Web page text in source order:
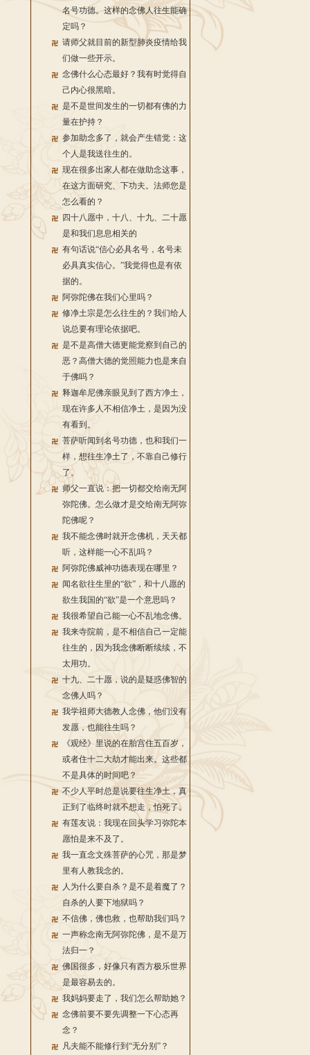
名号功德。这样的念佛人往生能确
定吗？
请师父就目前的新型肺炎疫情给我
们做一些开示。
念佛什么心态最好？我有时觉得自
己内心很黑暗。
是不是世间发生的一切都有佛的力
量在护持？
参加助念多了，就会产生错觉：这
个人是我送往生的。
现在很多出家人都在做助念这事，
在这方面研究、下功夫。法师您是
怎么看的？
四十八愿中，十八、十九、二十愿
是和我们息息相关的
有句话说“信心必具名号，名号未
必具真实信心。”我觉得也是有依
据的。
阿弥陀佛在我们心里吗？
修净土宗是怎么往生的？我们给人
说总要有理论依据吧。
是不是高僧大德更能觉察到自己的
恶？高僧大德的觉照能力也是来自
于佛吗？
释迦牟尼佛亲眼见到了西方净土，
现在许多人不相信净土，是因为没
有看到。
菩萨听闻到名号功德，也和我们一
样，想往生净土了，不靠自己修行
了。
师父一直说：把一切都交给南无阿
弥陀佛。怎么做才是交给南无阿弥
陀佛呢？
我不能念佛时就开念佛机，天天都
听，这样能一心不乱吗？
阿弥陀佛威神功德表现在哪里？
闻名欲往生里的“欲”，和十八愿的
欲生我国的“欲”是一个意思吗？
我很希望自己能一心不乱地念佛。
我来寺院前，是不相信自己一定能
往生的，因为我念佛断断续续，不
太用功。
十九、二十愿，说的是疑惑佛智的
念佛人吗？
我学祖师大德教人念佛，他们没有
发愿，也能往生吗？
《观经》里说的在胎宫住五百岁，
或者住十二大劫才能出来。这些都
不是具体的时间吧？
不少人平时总是说要往生净土，真
正到了临终时就不想走，怕死了。
有莲友说：我现在回头学习弥陀本
愿怕是来不及了。
我一直念文殊菩萨的心咒，那是梦
里有人教我念的。
人为什么要自杀？是不是着魔了？
自杀的人要下地狱吗？
不信佛，佛也救，也帮助我们吗？
一声称念南无阿弥陀佛，是不是万
法归一？
佛国很多，好像只有西方极乐世界
是最容易去的。
我妈妈要走了，我们怎么帮助她？
念佛前要不要先调整一下心态再
念？
凡夫能不能修行到“无分别”？